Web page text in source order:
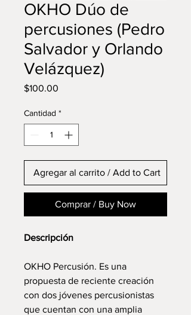
OKHO Dúo de
percusiones (Pedro
Salvador y Orlando
Velázquez)
$100.00
Cantidad *
Agregar al carrito / Add to Cart
Comprar / Buy Now
Descripción
OKHO Percusión. Es una
propuesta de reciente creación
con dos jóvenes percusionistas
que cuentan con una amplia